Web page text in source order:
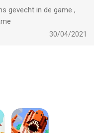
gevecht in de game ,
30/04/2021